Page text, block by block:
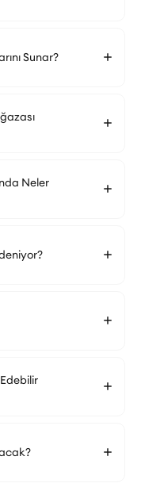
Sunar?
Neler